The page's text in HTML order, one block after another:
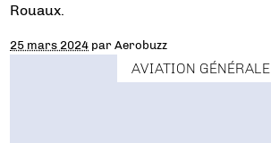
Rouaux.
25 mars 2024 parAerobuzz
AVIATION GÉNÉRALE